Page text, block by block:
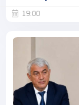
19:00